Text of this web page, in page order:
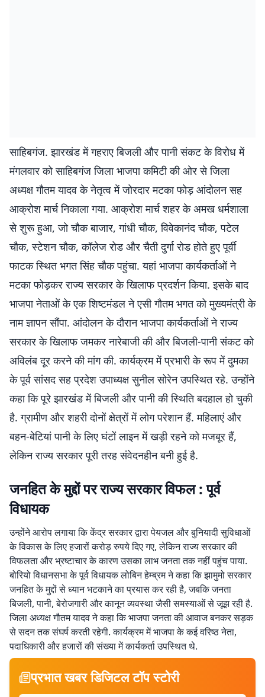
साहिबगंज. झारखंड में गहराए बिजली और पानी संकट के विरोध में
मंगलवार को साहिबगंज जिला भाजपा कमिटी की ओर से जिला
अध्यक्ष गौतम यादव के नेतृत्व में जोरदार मटका फोड़ आंदोलन सह
आक्रोश मार्च निकाला गया. आक्रोश मार्च शहर के अमख धर्मशाला
से शुरू हुआ, जो चौक बाजार, गांधी चौक, विवेकानंद चौक, पटेल
चौक, स्टेशन चौक, कॉलेज रोड और चैती दुर्गा रोड होते हुए पूर्वी
फाटक स्थित भगत सिंह चौक पहुंचा. यहां भाजपा कार्यकर्ताओं ने
मटका फोड़कर राज्य सरकार के खिलाफ प्रदर्शन किया. इसके बाद
भाजपा नेताओं के एक शिष्टमंडल ने एसी गौतम भगत को मुख्यमंत्री के
नाम ज्ञापन सौंपा. आंदोलन के दौरान भाजपा कार्यकर्ताओं ने राज्य
सरकार के खिलाफ जमकर नारेबाजी की और बिजली-पानी संकट को
अविलंब दूर करने की मांग की. कार्यक्रम में प्रभारी के रूप में दुमका
के पूर्व सांसद सह प्रदेश उपाध्यक्ष सुनील सोरेन उपस्थित रहे. उन्होंने
कहा कि पूरे झारखंड में बिजली और पानी की स्थिति बदहाल हो चुकी
है. ग्रामीण और शहरी दोनों क्षेत्रों में लोग परेशान हैं. महिलाएं और
बहन-बेटियां पानी के लिए घंटों लाइन में खड़ी रहने को मजबूर हैं,
लेकिन राज्य सरकार पूरी तरह संवेदनहीन बनी हुई है.
जनहित के मुद्दों पर राज्य सरकार विफल : पूर्व
विधायक
उन्होंने आरोप लगाया कि केंद्र सरकार द्वारा पेयजल और बुनियादी सुविधाओं
के विकास के लिए हजारों करोड़ रुपये दिए गए, लेकिन राज्य सरकार की
विफलता और भ्रष्टाचार के कारण उसका लाभ जनता तक नहीं पहुंच पाया.
बोरियो विधानसभा के पूर्व विधायक लोबिन हेम्ब्रम ने कहा कि झामुमो सरकार
जनहित के मुद्दों से ध्यान भटकाने का प्रयास कर रही है, जबकि जनता
बिजली, पानी, बेरोजगारी और कानून व्यवस्था जैसी समस्याओं से जूझ रही है.
जिला अध्यक्ष गौतम यादव ने कहा कि भाजपा जनता की आवाज बनकर सड़क
से सदन तक संघर्ष करती रहेगी. कार्यक्रम में भाजपा के कई वरिष्ठ नेता,
पदाधिकारी और हजारों की संख्या में कार्यकर्ता उपस्थित थे.
प्रभात खबर डिजिटल टॉप स्टोरी